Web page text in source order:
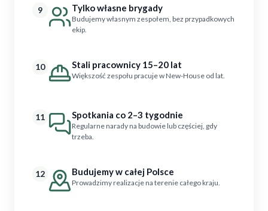
9 Tylko własne brygady
Budujemy własnym zespołem, bez przypadkowych
ekip.
10 Stali pracownicy 15–20 lat
Większość zespołu pracuje w New-House od lat.
11 Spotkania co 2–3 tygodnie
Regularne narady na budowie lub częściej, gdy
trzeba.
12 Budujemy w całej Polsce
Prowadzimy realizacje na terenie całego kraju.